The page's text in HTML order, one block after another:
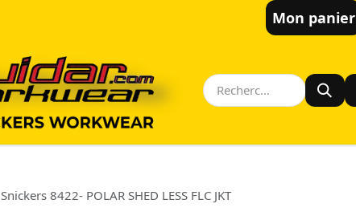
Mon panier
Snickers 8422- POLAR SHED LESS FLC JKT